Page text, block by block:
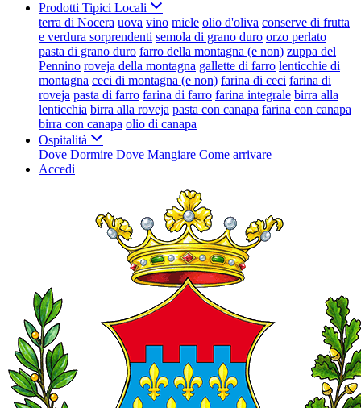
Prodotti Tipici Locali
terra di Nocera uova vino miele olio d'oliva conserve di frutta
e verdura sorprendenti semola di grano duro orzo perlato
pasta di grano duro farro della montagna (e non) zuppa del
Pennino roveja della montagna gallette di farro lenticchie di
montagna ceci di montagna (e non) farina di ceci farina di
roveja pasta di farro farina di farro farina integrale birra alla
lenticchia birra alla roveja pasta con canapa farina con canapa
birra con canapa olio di canapa
Ospitalità
Dove Dormire Dove Mangiare Come arrivare
Accedi